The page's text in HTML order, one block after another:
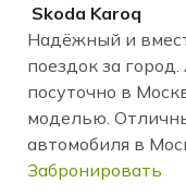
Skoda Karoq
Надёжный и
поездок за
посуточно в
моделью.
автомобиля в
Забронировать